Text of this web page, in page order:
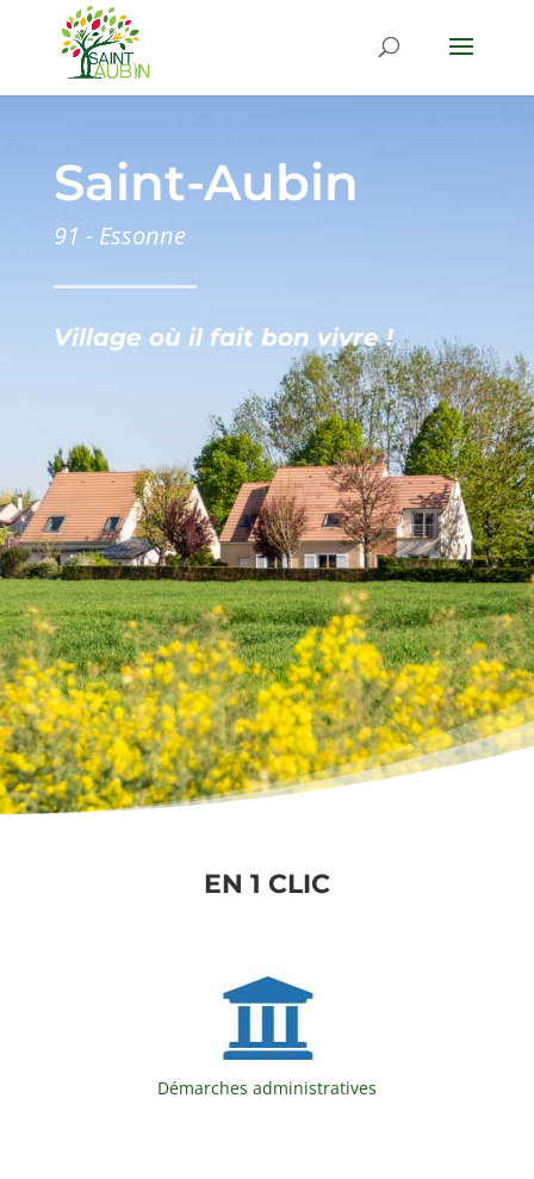
Saint-Aubin
91 - Essonne
Village où il fait bon vivre !
EN 1 CLIC
Démarches administratives